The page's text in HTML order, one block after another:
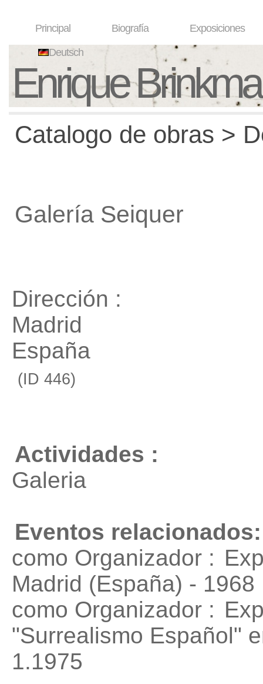
Principal Biografía Exposiciones
Deutsch
Enrique
Catalogo de obras >
Galería Seiquer
Dirección :
Madrid
España
(ID 446)
Actividades :
Galeria
Eventos relacionados:
como Organizador :
Madrid (España) - 1968
como Organizador :
"Surrealismo Español"
1.1975